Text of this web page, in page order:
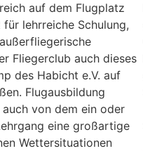
auf dem Flugplatz
lehrreiche Schulung,
Fliegerclub auch dieses
des Habicht e.V. auf
Flugausbildung
von dem ein oder
eine großartige
Wettersituationen